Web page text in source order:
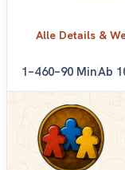
Alle Details &
1–460–90 MinAb